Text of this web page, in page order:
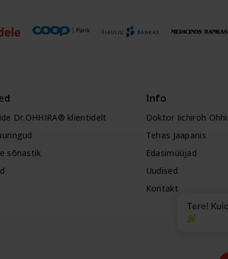
Dr.OHHIRA® klientidelt
sõnastik
Info
Doktor Iichiroh
Tehas Jaapanis
Edasimüüjad
Uudised
Kontakt
Tere!